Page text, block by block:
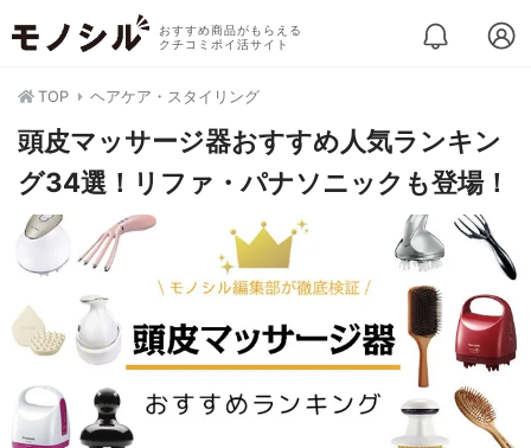
おすすめ商品がもらえる
クチコミポイ活サイト
TOP ヘアケア・スタイリング
頭皮マッサージ器おすすめ人気ランキン
グ34選！リファ・パナソニックも登場！